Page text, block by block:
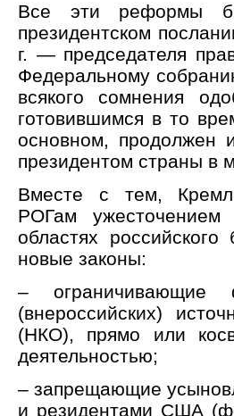
Все эти реформы
президентском
г. — председателя
Федеральному
всякого сомнения
готовившимся в то
основном, продолжен
президентом страны в
Вместе с тем,
РОГам
областях
новые законы:
– ограничивающие
(внероссийских)
(НКО), прямо или
деятельностью;
– запрещающие
и резидентами США